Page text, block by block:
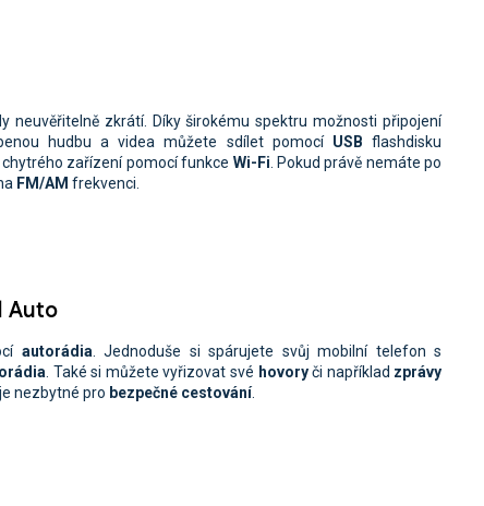
neuvěřitelně zkrátí. Díky širokému spektru možnosti připojení
hudbu a videa můžete sdílet pomocí USB flashdisku
zařízení pomocí funkce Wi-Fi . Pokud právě nemáte po
FM/AM frekvenci.
Auto
autorádia . Jednoduše si spárujete svůj mobilní telefon s
. Také si můžete vyřizovat své hovoryči například zprávy
nezbytné pro bezpečné cestování.